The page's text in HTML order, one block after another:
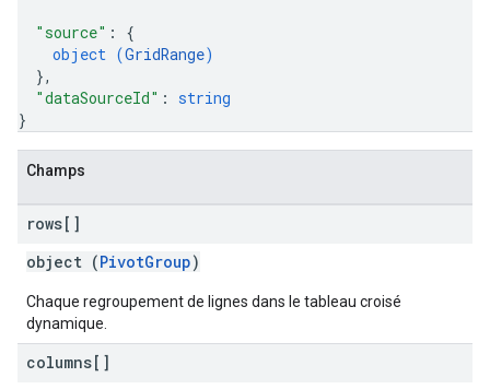
"source" : {
object (GridRange)
},
"dataSourceId" : string
}
Champs
rows[]
object (PivotGroup)
Chaque regroupement de lignes dans le tableau croisé
dynamique.
columns[]